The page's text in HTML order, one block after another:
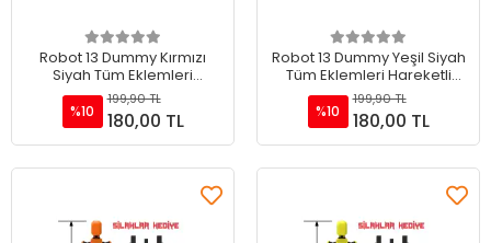
Sepete Ekle
Robot 13 Dummy Kırmızı
Siyah Tüm Eklemleri
Hareketli Aksiyon Figürü
Oyuncak
%10
199,90 TL
180,00 TL
Sepete Ekle
Robot 13 Dummy Yeşil Siyah
Tüm Eklemleri Hareketli
Aksiyon Figürü Oyuncak
%10
199,90 TL
180,00 TL